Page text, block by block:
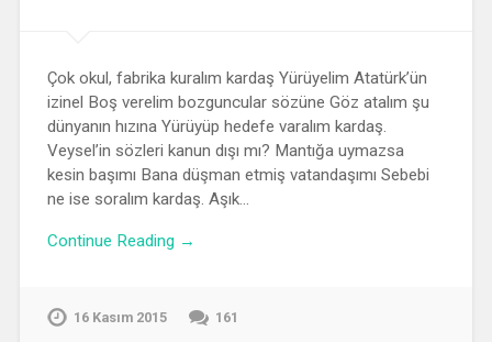
Çok okul, fabrika kuralım kardaş Yürüyelim Atatürk’ün
izinel Boş verelim bozguncular sözüne Göz atalım şu
dünyanın hızına Yürüyüp hedefe varalım kardaş.
Veysel’in sözleri kanun dışı mı? Mantığa uymazsa
kesin başımı Bana düşman etmiş vatandaşımı Sebebi
ne ise soralım kardaş. Aşık…
Continue Reading →
16 Kasım 2015 161